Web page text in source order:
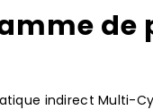
indirect Multi-